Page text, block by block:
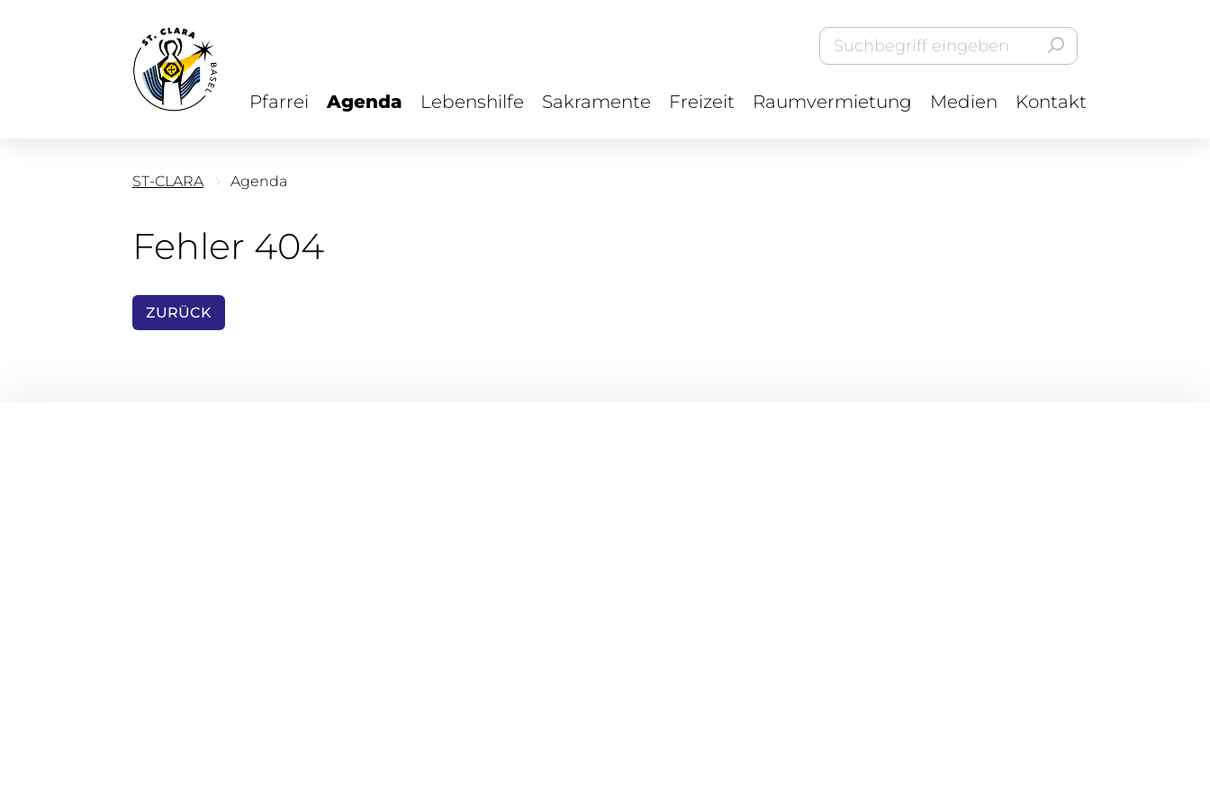
Pfarrei Agenda Lebenshilfe Sakramente Freizeit Raumvermietung Medien Kontakt
ST-CLARA Agenda
Fehler 404
ZURÜCK